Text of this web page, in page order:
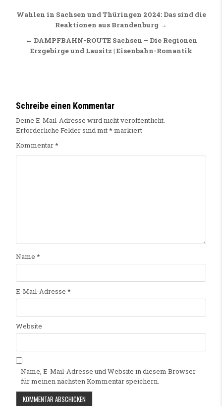
Beitragsnavigation
Wahlen in Sachsen und Thüringen 2024: Das sind die
Reaktionen aus Brandenburg →
← DAMPFBAHN-ROUTE Sachsen – Die Regionen
Erzgebirge und Lausitz | Eisenbahn-Romantik
Schreibe einen Kommentar
Deine E-Mail-Adresse wird nicht veröffentlicht.
Erforderliche Felder sind mit* markiert
Kommentar*
Name *
E-Mail-Adresse *
Website
Name, E-Mail-Adresse und Website in diesem Browser
für meinen nächsten Kommentar speichern.